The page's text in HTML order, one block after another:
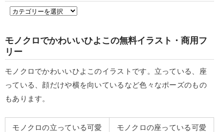
モノクロでかわいいひよこの無料イラスト・商用フ
リー
モノクロでかわいいひよこのイラストです。立っている、座
っている、顔だけや横を向いているなど色々なポーズのもの
もあります。
モノクロの立っている可愛
モノクロの座っている可愛